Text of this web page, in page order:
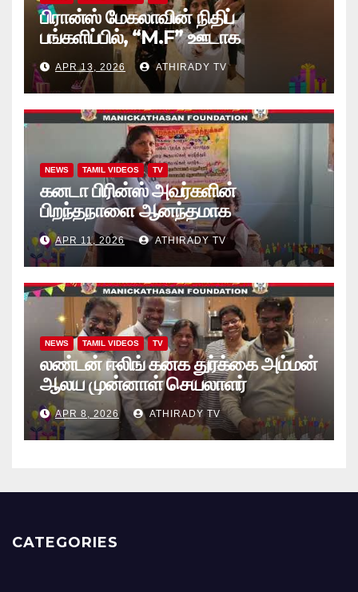
பிரான்ஸ் மேகலாவின் நிதிப்
பங்களிப்பில், “M.F” ஊடாக
“கற்றலுக்கான அப்பியாசக்
கொப்பிகள்” வழங்கல் வீடியோ
APR 13, 2026 ATHIRADY TV
NEWS TAMIL VIDEOS TV
கனடா பிரின்ஸ் அவர்களின்
பிறந்தநாளை ஆனந்தமாக
கொண்டாடினார்கள் தாயக உறவுகள்..
(வீடியோ)
APR 11, 2026 ATHIRADY TV
NEWS TAMIL VIDEOS TV
லண்டன் ஈலிங் கனக துர்க்கை அம்மன்
ஆலய முன்னாள் செயலாளர்
புங்குடுதீவு கண்ணன் பிறந்தநாள்
நிகழ்வு
APR 8, 2026 ATHIRADY TV
CATEGORIES